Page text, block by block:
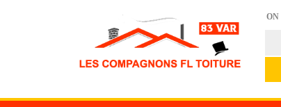
ON